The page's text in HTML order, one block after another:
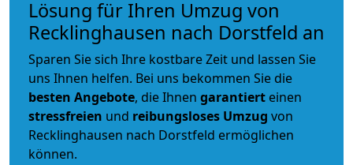
Lösung für Ihren Umzug von
Recklinghausen nach Dorstfeld an
Sparen Sie sich Ihre kostbare Zeit und lassen Sie
uns Ihnen helfen. Bei uns bekommen Sie die
besten Angebote, die Ihnen garantiert einen
stressfreien und reibungsloses Umzug von
Recklinghausen nach Dorstfeld ermöglichen
können.